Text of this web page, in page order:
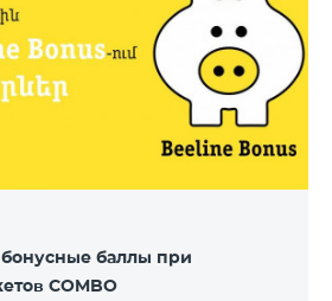
баллы при
COMBO